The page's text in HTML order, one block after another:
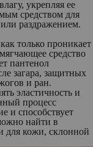
укрепляя ее
средством для
раздражением.
только проникает
средство
пантенол
загара, защитных
и ран.
эластичность и
процесс
и способствует
найти в
для кожи, склонной